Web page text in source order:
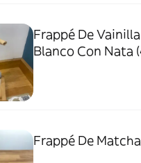
Frappé De
Blanco Con Nata
Frappé De